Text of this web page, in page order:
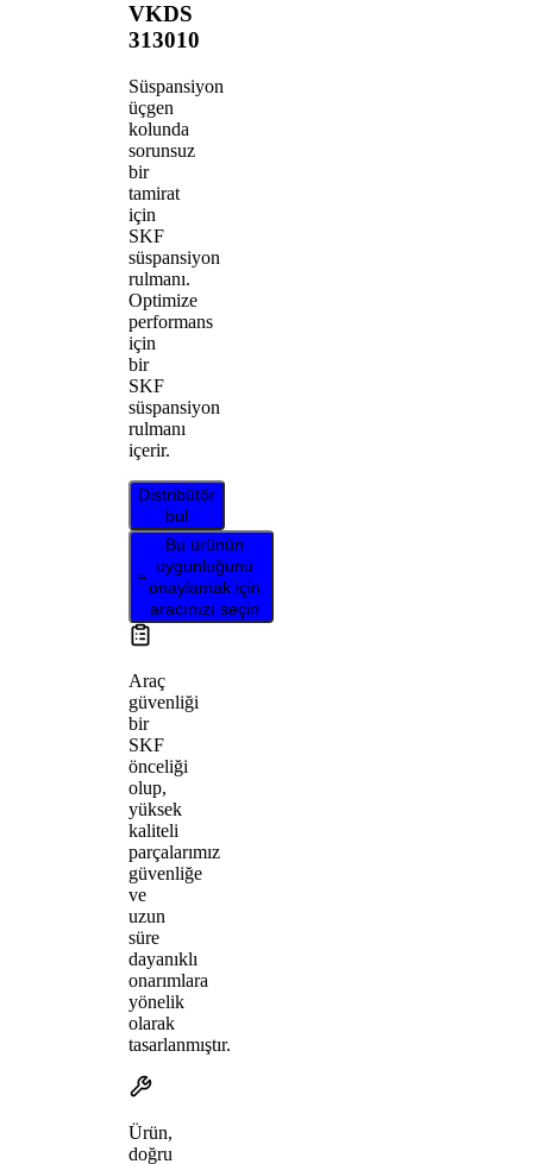
VKDS
313010
Süspansiyon
üçgen
kolunda
sorunsuz
bir
tamirat
için
SKF
süspansiyon
rulmanı.
Optimize
performans
için
bir
SKF
süspansiyon
rulmanı
içerir.
Distribütör
bul
Bu ürünün
uygunluğunu
onaylamak için
aracınızı seçin
Araç
güvenliği
bir
SKF
önceliği
olup,
yüksek
kaliteli
parçalarımız
güvenliğe
ve
uzun
süre
dayanıklı
onarımlara
yönelik
olarak
tasarlanmıştır.
Ürün,
doğru